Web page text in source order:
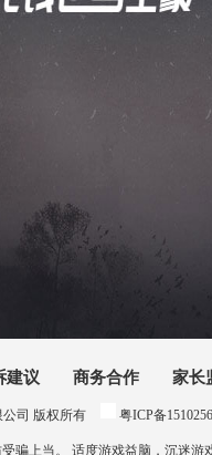
建议 商务合作 家长
公司 版权所有 粤ICP备
骗上当。 适度游戏益脑，沉迷